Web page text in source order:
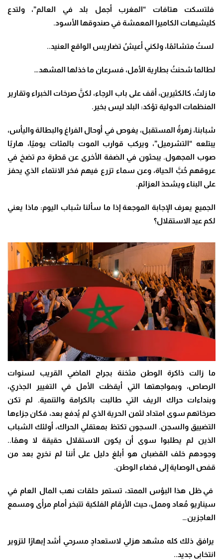
فلتسكت هتافات “المغرب أجمل بلد في العالم”، ولتدع
كليشيهات الكاميرا المعمشة في صندوقها الأسود.
لستُ متشائمًا، ولكني أعيشُ تضاريس الواقع العنيد..
لطالما شحنتُ بطارية الأمل، فسرعان ما خذلها المشهد…
ما زلتُ، كالكثيرين، أقف على باب الرجاء، لكنَّ صرخات الخبراء وتقارير
المنظمات الدولية تؤكد: البلد ليس بخير .
شبابنا، زهرةُ المستقبل، يغوص في أوحال الفراغ والبطالة واليأس،
يبتلعه “التشرميل”، ويركب قوارب الموت بالمئات يوميًا، هاربًا
صوب المجهول. يبحثون في الضفة الأخرى عن قطرة دم تضخ في
عروقهم حُبَّ الحياة، وعن سماء تزرع فيهم فخر الانتماء الذي يحفز
على البناء ويشحذ العزائم.
الجميع يعرف الإجابة الموجعة إذا ما سألنا شباب اليوم: ماذا يعني
لكم عيد الاستقلال؟
ما زالت ذاكرة الوطن مثخنة بجراح الماضي القريب لسنوات
الرصاص، وبمواجهتها التي أيقظت الأمل في التغيير الجذري،
وبنداءات حراك الريف التي طالبت بالكرامة والتنمية. لم تكن
صرخاتهم سوى امتداد لثمن الحرية الذي لم يُدفع بعد، فكان جزاءها
التضييق والسجن. السجون تكتظ بمعتقلي الحراك، أولئك الشباب
الذين لم يطلبوا سوى أن يكون الاستقلال حقيقة لا وهمًا..
وجودهم خلف القضبان هو أبلغ دليل على أننا لم نخرج بعد من
قفص الوصاية إلى فضاء الوطن.
في ظل هذا البؤس الممتد، تستمر حلقات نهب المال العام في
سيناريو مُعاد وممل، حيث الأرقام الفلكية تتبخر أمام مرأى ومسمع
العاجزين…
يرافق ذلك كله مشهد هزلي لاستعدادٍ مسرحي أشد إبهارًا لتزوير
انتخابي جديد..